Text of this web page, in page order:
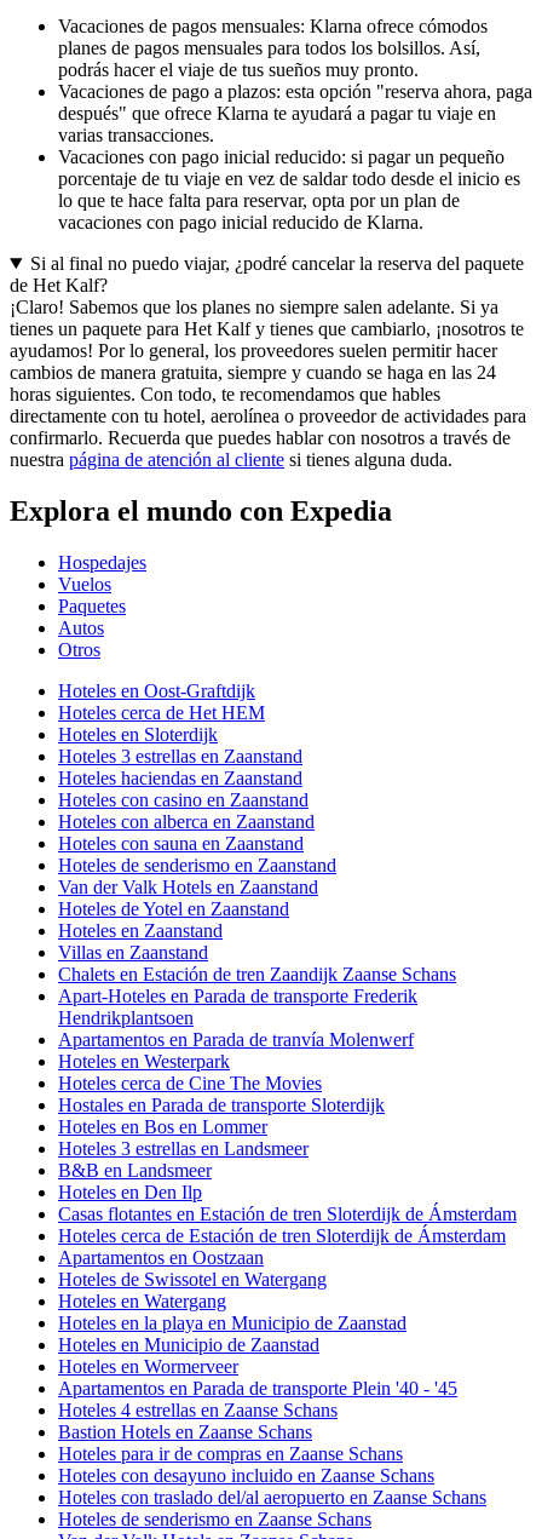
Vacaciones de pagos mensuales: Klarna ofrece cómodos
planes de pagos mensuales para todos los bolsillos. Así,
podrás hacer el viaje de tus sueños muy pronto.
Vacaciones de pago a plazos: esta opción "reserva ahora, paga
después" que ofrece Klarna te ayudará a pagar tu viaje en
varias transacciones.
Vacaciones con pago inicial reducido: si pagar un pequeño
porcentaje de tu viaje en vez de saldar todo desde el inicio es
lo que te hace falta para reservar, opta por un plan de
vacaciones con pago inicial reducido de Klarna.
Si al final no puedo viajar, ¿podré cancelar la reserva del paquete
de Het Kalf?
¡Claro! Sabemos que los planes no siempre salen adelante. Si ya
tienes un paquete para Het Kalf y tienes que cambiarlo, ¡nosotros te
ayudamos! Por lo general, los proveedores suelen permitir hacer
cambios de manera gratuita, siempre y cuando se haga en las 24
horas siguientes. Con todo, te recomendamos que hables
directamente con tu hotel, aerolínea o proveedor de actividades para
confirmarlo. Recuerda que puedes hablar con nosotros a través de
nuestra página de atención al cliente si tienes alguna duda.
Explora el mundo con Expedia
Hospedajes
Vuelos
Paquetes
Autos
Otros
Hoteles en Oost-Graftdijk
Hoteles cerca de Het HEM
Hoteles en Sloterdijk
Hoteles 3 estrellas en Zaanstand
Hoteles haciendas en Zaanstand
Hoteles con casino en Zaanstand
Hoteles con alberca en Zaanstand
Hoteles con sauna en Zaanstand
Hoteles de senderismo en Zaanstand
Van der Valk Hotels en Zaanstand
Hoteles de Yotel en Zaanstand
Hoteles en Zaanstand
Villas en Zaanstand
Chalets en Estación de tren Zaandijk Zaanse Schans
Apart-Hoteles en Parada de transporte Frederik
Hendrikplantsoen
Apartamentos en Parada de tranvía Molenwerf
Hoteles en Westerpark
Hoteles cerca de Cine The Movies
Hostales en Parada de transporte Sloterdijk
Hoteles en Bos en Lommer
Hoteles 3 estrellas en Landsmeer
B&B en Landsmeer
Hoteles en Den Ilp
Casas flotantes en Estación de tren Sloterdijk de Ámsterdam
Hoteles cerca de Estación de tren Sloterdijk de Ámsterdam
Apartamentos en Oostzaan
Hoteles de Swissotel en Watergang
Hoteles en Watergang
Hoteles en la playa en Municipio de Zaanstad
Hoteles en Municipio de Zaanstad
Hoteles en Wormerveer
Apartamentos en Parada de transporte Plein '40 - '45
Hoteles 4 estrellas en Zaanse Schans
Bastion Hotels en Zaanse Schans
Hoteles para ir de compras en Zaanse Schans
Hoteles con desayuno incluido en Zaanse Schans
Hoteles con traslado del/al aeropuerto en Zaanse Schans
Hoteles de senderismo en Zaanse Schans